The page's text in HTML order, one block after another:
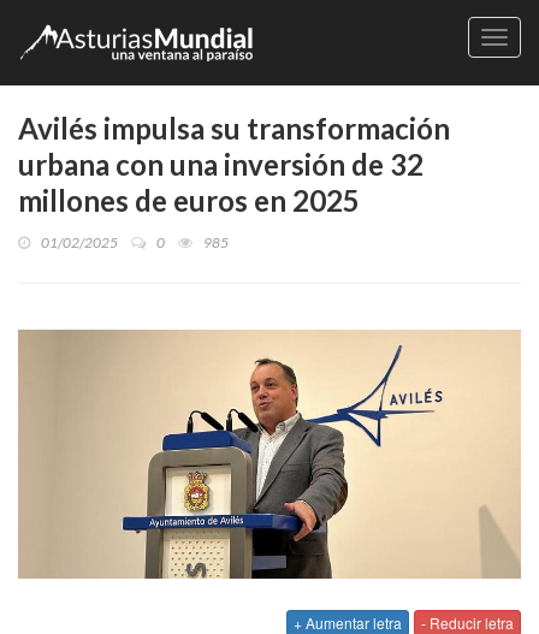
Avilés impulsa su transformación
urbana con una inversión de 32
millones de euros en 2025
01/02/2025 0 985
+ Aumentar letra - Reducir letra